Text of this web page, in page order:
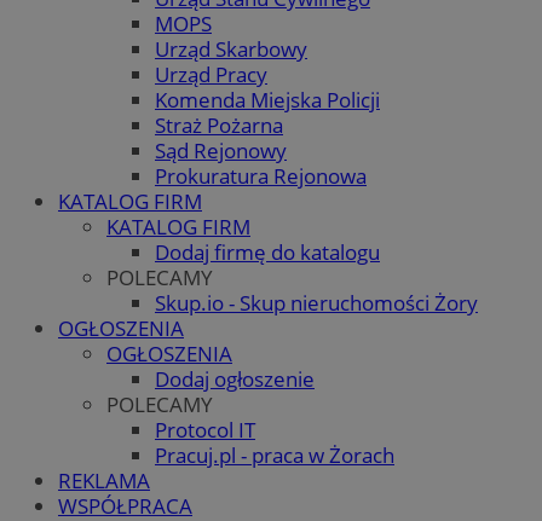
MOPS
Urząd Skarbowy
Urząd Pracy
Komenda Miejska Policji
Straż Pożarna
Sąd Rejonowy
Prokuratura Rejonowa
KATALOG FIRM
KATALOG FIRM
Dodaj firmę do katalogu
POLECAMY
Skup.io - Skup nieruchomości Żory
OGŁOSZENIA
OGŁOSZENIA
Dodaj ogłoszenie
POLECAMY
Protocol IT
Pracuj.pl - praca w Żorach
REKLAMA
WSPÓŁPRACA